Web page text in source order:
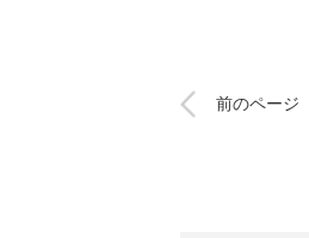
前のページ